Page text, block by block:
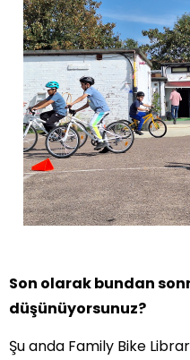
Son olarak bundan
düşünüyorsunuz?
Şu anda Family Bike